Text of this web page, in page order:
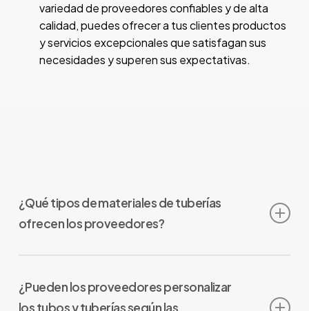
variedad de proveedores confiables y de alta
calidad, puedes ofrecer a tus clientes productos
y servicios excepcionales que satisfagan sus
necesidades y superen sus expectativas.
¿Qué tipos de materiales de tuberías
ofrecen los proveedores?
variedad de materiales, incluyendo acero, PVC,
cobre, aluminio y más, para adaptarse a diferentes
¿Pueden los proveedores personalizar
los tubos y tuberías según las